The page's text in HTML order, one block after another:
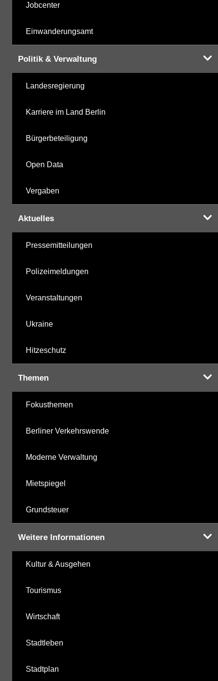
Jobcenter
Einwanderungsamt
Politik & Verwaltung
Landesregierung
Karriere im Land Berlin
Bürgerbeteiligung
Open Data
Vergaben
Aktuelles
Pressemitteilungen
Polizeimeldungen
Veranstaltungen
Ukraine
Hitzeschutz
Themen
Fokusthemen
Berliner Verkehrswende
Moderne Verwaltung
Mietspiegel
Grundsteuer
Weitere Informationen
Kultur & Ausgehen
Tourismus
Wirtschaft
Stadtleben
Stadtplan